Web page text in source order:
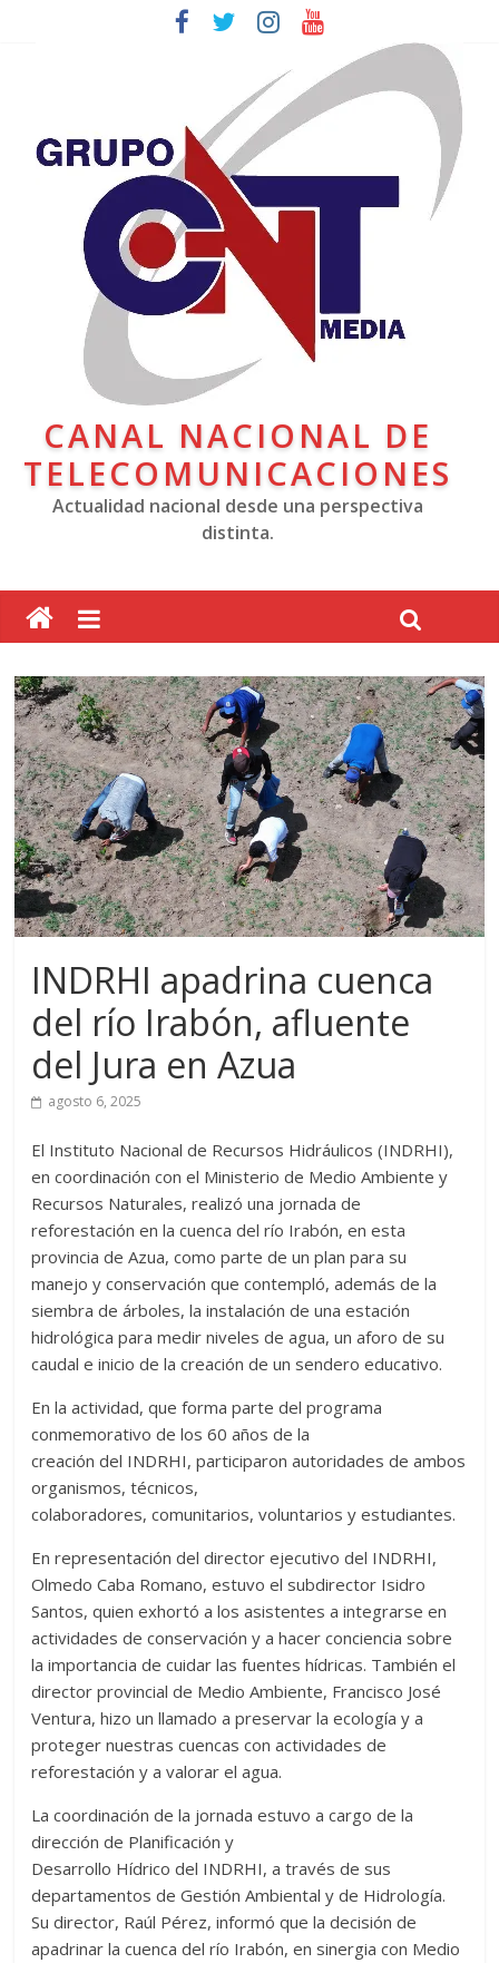
CANAL NACIONAL DE
TELECOMUNICACIONES
Actualidad nacional desde una perspectiva
distinta.
INDRHI apadrina cuenca
del río Irabón, afluente
del Jura en Azua
agosto 6, 2025
El Instituto Nacional de Recursos Hidráulicos (INDRHI),
en coordinación con el Ministerio de Medio Ambiente y
Recursos Naturales, realizó una jornada de
reforestación en la cuenca del río Irabón, en esta
provincia de Azua, como parte de un plan para su
manejo y conservación que contempló, además de la
siembra de árboles, la instalación de una estación
hidrológica para medir niveles de agua, un aforo de su
caudal e inicio de la creación de un sendero educativo.
En la actividad, que forma parte del programa
conmemorativo de los 60 años de la
creación del INDRHI, participaron autoridades de ambos
organismos, técnicos,
colaboradores, comunitarios, voluntarios y estudiantes.
En representación del director ejecutivo del INDRHI,
Olmedo Caba Romano, estuvo el subdirector Isidro
Santos, quien exhortó a los asistentes a integrarse en
actividades de conservación y a hacer conciencia sobre
la importancia de cuidar las fuentes hídricas. También el
director provincial de Medio Ambiente, Francisco José
Ventura, hizo un llamado a preservar la ecología y a
proteger nuestras cuencas con actividades de
reforestación y a valorar el agua.
La coordinación de la jornada estuvo a cargo de la
dirección de Planificación y
Desarrollo Hídrico del INDRHI, a través de sus
departamentos de Gestión Ambiental y de Hidrología.
Su director, Raúl Pérez, informó que la decisión de
apadrinar la cuenca del río Irabón, en sinergia con Medio